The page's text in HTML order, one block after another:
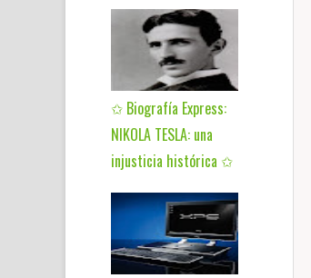
✩ Biografía Express:
NIKOLA TESLA: una
injusticia histórica ✩